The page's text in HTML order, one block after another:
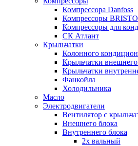
Компрессора Danfoss
Компрессоры
Компрессоры для
СК Атлант
Крыльчатки
Колонного
Крыльчатки внешнего
Крыльчатки
Фанкойла
Холодильника
Масло
Электродвигатели
Вентилятор с
Внешнего блока
Внутреннего блока
2х вальный